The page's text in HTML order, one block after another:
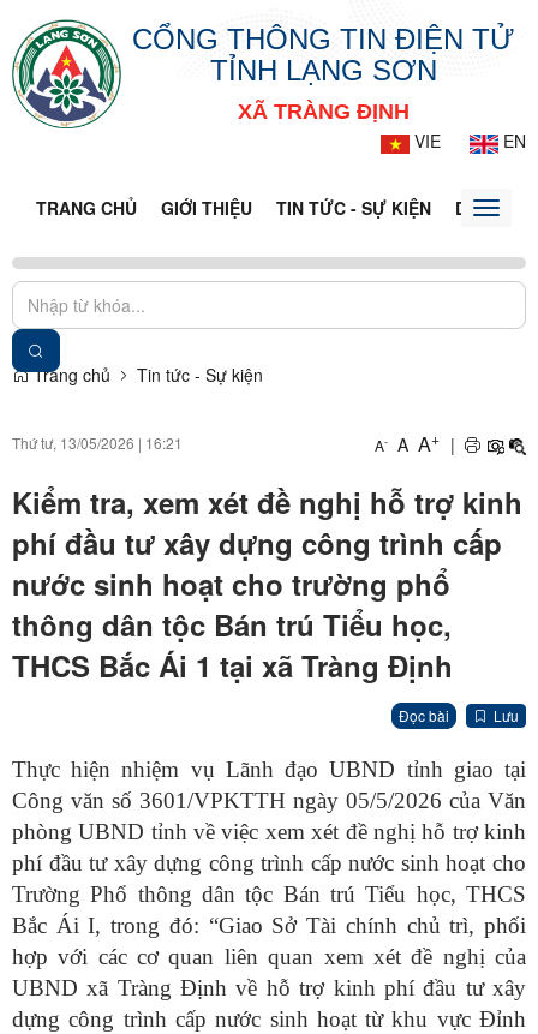
CỔNG THÔNG TIN ĐIỆN TỬ
TỈNH LẠNG SƠN
XÃ TRÀNG ĐỊNH
VIE
EN
TRANG CHỦ GIỚI THIỆU TIN TỨC - SỰ KIỆN DỊCH VỤ
Toggle
Trang chủ Tin tức - Sự kiện
Thứ tư, 13/05/2026 | 16:21 A- A A+ |
Kiểm tra, xem xét đề nghị hỗ trợ kinh
phí đầu tư xây dựng công trình cấp
nước sinh hoạt cho trường phổ
thông dân tộc Bán trú Tiểu học,
THCS Bắc Ái 1 tại xã Tràng Định
Đọc bài Lưu
Thực hiện nhiệm vụ Lãnh đạo UBND tỉnh giao tại
Công văn số 3601/VPKTTH ngày 05/5/2026 của Văn
phòng UBND tỉnh về việc xem xét đề nghị hỗ trợ kinh
phí đầu tư xây dựng công trình cấp nước sinh hoạt cho
Trường Phổ thông dân tộc Bán trú Tiểu học, THCS
Bắc Ái I, trong đó: “Giao Sở Tài chính chủ trì, phối
hợp với các cơ quan liên quan xem xét đề nghị của
UBND xã Tràng Định về hỗ trợ kinh phí đầu tư xây
dựng công trình cấp nước sinh hoạt từ khu vực Đỉnh